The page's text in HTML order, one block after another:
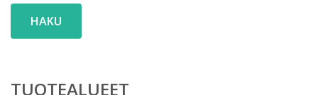
HAKU
TUOTEALUEET